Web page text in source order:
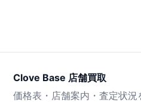
Clove Base 店舗買取
価格表・店舗案内・査定状況